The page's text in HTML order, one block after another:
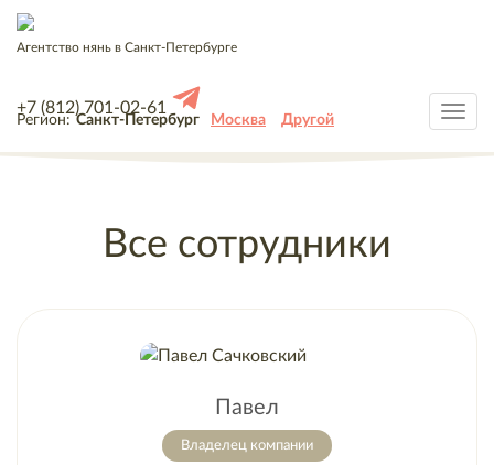
Агентство нянь в Санкт-Петербурге
+7 (812) 701-02-61
Регион: Санкт-Петербург Москва Другой
Все сотрудники
Павел
Владелец компании